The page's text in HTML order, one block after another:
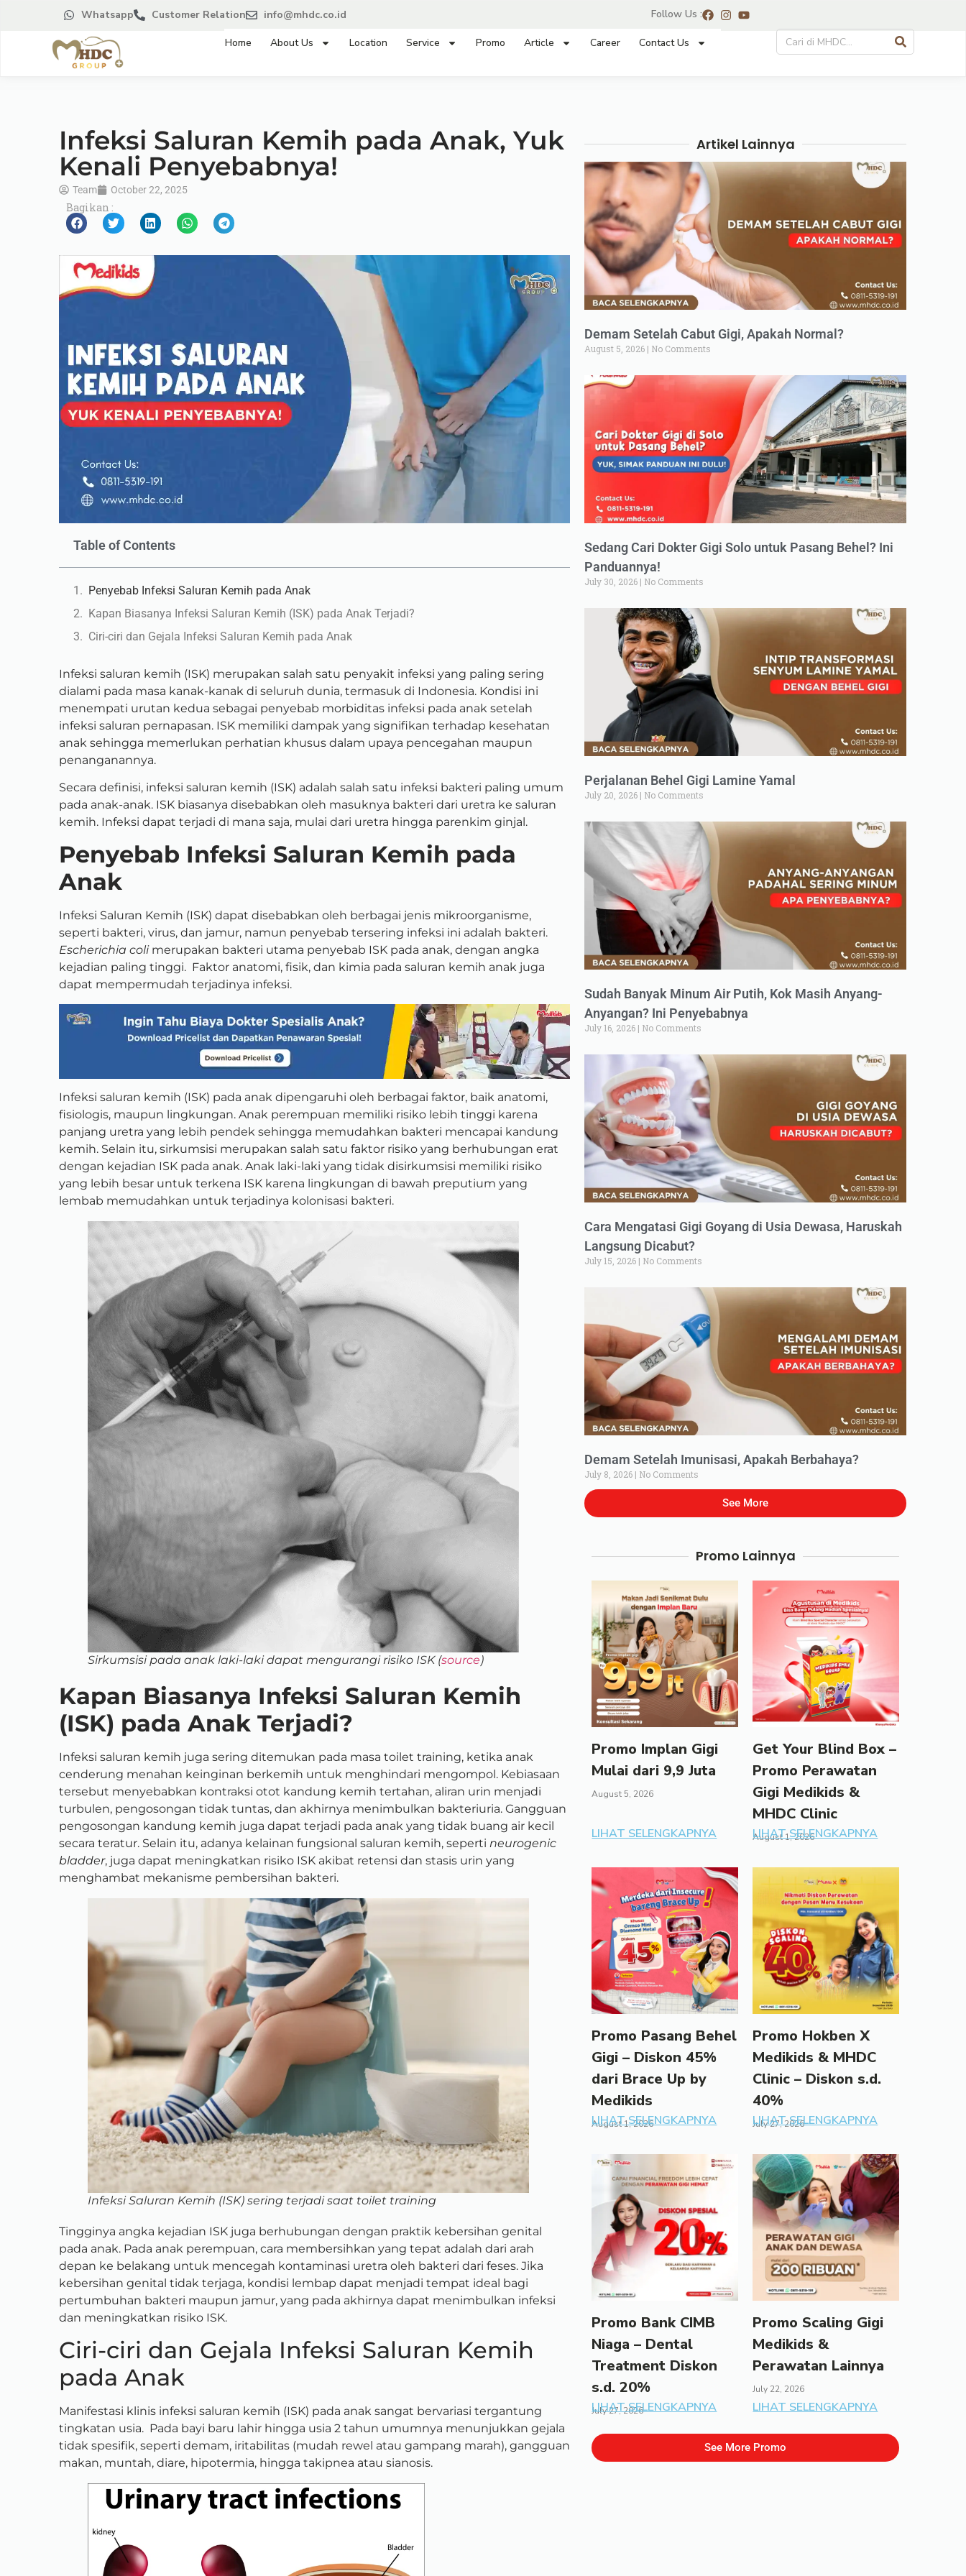
Whatsapp Customer Relation info@mhdc.co.id Follow Us :
Home About Us Location Service Promo Article Career Contact Us
Infeksi Saluran Kemih pada Anak, Yuk
Kenali Penyebabnya!
Team October 22, 2025
Bagikan :
Table of Contents
Penyebab Infeksi Saluran Kemih pada Anak
Kapan Biasanya Infeksi Saluran Kemih (ISK) pada Anak Terjadi?
Ciri-ciri dan Gejala Infeksi Saluran Kemih pada Anak
Infeksi saluran kemih (ISK) merupakan salah satu penyakit infeksi yang paling sering
dialami pada masa kanak-kanak di seluruh dunia, termasuk di Indonesia. Kondisi ini
menempati urutan kedua sebagai penyebab morbiditas infeksi pada anak setelah
infeksi saluran pernapasan. ISK memiliki dampak yang signifikan terhadap kesehatan
anak sehingga memerlukan perhatian khusus dalam upaya pencegahan maupun
penanganannya.
Secara definisi, infeksi saluran kemih (ISK) adalah salah satu infeksi bakteri paling umum
pada anak-anak. ISK biasanya disebabkan oleh masuknya bakteri dari uretra ke saluran
kemih. Infeksi dapat terjadi di mana saja, mulai dari uretra hingga parenkim ginjal.
Penyebab Infeksi Saluran Kemih pada
Anak
Infeksi Saluran Kemih (ISK) dapat disebabkan oleh berbagai jenis mikroorganisme,
seperti bakteri, virus, dan jamur, namun penyebab tersering infeksi ini adalah bakteri.
Escherichia colimerupakan bakteri utama penyebab ISK pada anak, dengan angka
kejadian paling tinggi. Faktor anatomi, fisik, dan kimia pada saluran kemih anak juga
dapat mempermudah terjadinya infeksi.
Infeksi saluran kemih (ISK) pada anak dipengaruhi oleh berbagai faktor, baik anatomi,
fisiologis, maupun lingkungan. Anak perempuan memiliki risiko lebih tinggi karena
panjang uretra yang lebih pendek sehingga memudahkan bakteri mencapai kandung
kemih. Selain itu, sirkumsisi merupakan salah satu faktor risiko yang berhubungan erat
dengan kejadian ISK pada anak. Anak laki-laki yang tidak disirkumsisi memiliki risiko
yang lebih besar untuk terkena ISK karena lingkungan di bawah preputium yang
lembab memudahkan untuk terjadinya kolonisasi bakteri.
Sirkumsisi pada anak laki-laki dapat mengurangi risiko ISK (source)
Kapan Biasanya Infeksi Saluran Kemih
(ISK) pada Anak Terjadi?
Infeksi saluran kemih juga sering ditemukan pada masa toilet training, ketika anak
cenderung menahan keinginan berkemih untuk menghindari mengompol. Kebiasaan
tersebut menyebabkan kontraksi otot kandung kemih tertahan, aliran urin menjadi
turbulen, pengosongan tidak tuntas, dan akhirnya menimbulkan bakteriuria. Gangguan
pengosongan kandung kemih juga dapat terjadi pada anak yang tidak buang air kecil
secara teratur. Selain itu, adanya kelainan fungsional saluran kemih, seperti neurogenic
bladder, juga dapat meningkatkan risiko ISK akibat retensi dan stasis urin yang
menghambat mekanisme pembersihan bakteri.
Infeksi Saluran Kemih (ISK) sering terjadi saat toilet training
Tingginya angka kejadian ISK juga berhubungan dengan praktik kebersihan genital
pada anak. Pada anak perempuan, cara membersihkan yang tepat adalah dari arah
depan ke belakang untuk mencegah kontaminasi uretra oleh bakteri dari feses. Jika
kebersihan genital tidak terjaga, kondisi lembap dapat menjadi tempat ideal bagi
pertumbuhan bakteri maupun jamur, yang pada akhirnya dapat menimbulkan infeksi
dan meningkatkan risiko ISK.
Ciri-ciri dan Gejala Infeksi Saluran Kemih
pada Anak
Manifestasi klinis infeksi saluran kemih (ISK) pada anak sangat bervariasi tergantung
tingkatan usia. Pada bayi baru lahir hingga usia 2 tahun umumnya menunjukkan gejala
tidak spesifik, seperti demam, iritabilitas (mudah rewel atau gampang marah), gangguan
makan, muntah, diare, hipotermia, hingga takipnea atau sianosis.
Artikel Lainnya
Demam Setelah Cabut Gigi, Apakah Normal?
August 5, 2026 No Comments
Sedang Cari Dokter Gigi Solo untuk Pasang Behel? Ini
Panduannya!
July 30, 2026 No Comments
Perjalanan Behel Gigi Lamine Yamal
July 20, 2026 No Comments
Sudah Banyak Minum Air Putih, Kok Masih Anyang-
Anyangan? Ini Penyebabnya
July 16, 2026 No Comments
Cara Mengatasi Gigi Goyang di Usia Dewasa, Haruskah
Langsung Dicabut?
July 15, 2026 No Comments
Demam Setelah Imunisasi, Apakah Berbahaya?
July 8, 2026 No Comments
See More
Promo Lainnya
Promo Implan Gigi
Mulai dari 9,9 Juta
August 5, 2026
LIHAT SELENGKAPNYA
Get Your Blind Box –
Promo Perawatan
Gigi Medikids &
MHDC Clinic
August 1, 2026
LIHAT SELENGKAPNYA
Promo Pasang Behel
Gigi – Diskon 45%
dari Brace Up by
Medikids
August 1, 2026
LIHAT SELENGKAPNYA
Promo Hokben X
Medikids & MHDC
Clinic – Diskon s.d.
40%
July 27, 2026
LIHAT SELENGKAPNYA
Promo Bank CIMB
Niaga – Dental
Treatment Diskon
s.d. 20%
July 27, 2026
LIHAT SELENGKAPNYA
Promo Scaling Gigi
Medikids &
Perawatan Lainnya
July 22, 2026
LIHAT SELENGKAPNYA
See More Promo